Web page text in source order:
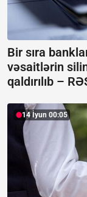
Bir sıra
vəsaitlərin
qaldırılıb –
14 İyun 00:05